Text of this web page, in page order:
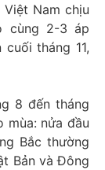
Nam chịu
cùng 2-3 áp
tháng 11,
8 đến tháng
mùa: nửa đầu
Bắc thường
Bản và Đông